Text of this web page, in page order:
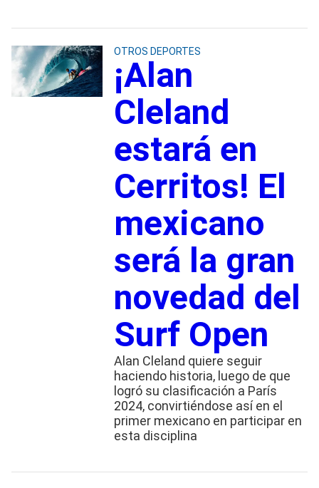
OTROS DEPORTES
¡Alan
Cleland
estará en
Cerritos! El
mexicano
será la gran
novedad del
Surf Open
Alan Cleland quiere seguir
haciendo historia, luego de que
logró su clasificación a París
2024, convirtiéndose así en el
primer mexicano en participar en
esta disciplina